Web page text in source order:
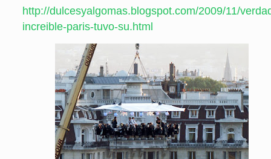
http://dulcesyalgomas.blogspot.com/2009/11/
increible-paris-tuvo-su.html